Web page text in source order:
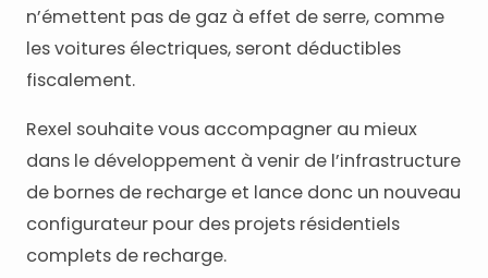
n’émettent pas de gaz à effet de serre, comme
les voitures électriques, seront déductibles
fiscalement.
Rexel souhaite vous accompagner au mieux
dans le développement à venir de l’infrastructure
de bornes de recharge et lance donc un nouveau
configurateur pour des projets résidentiels
complets de recharge.